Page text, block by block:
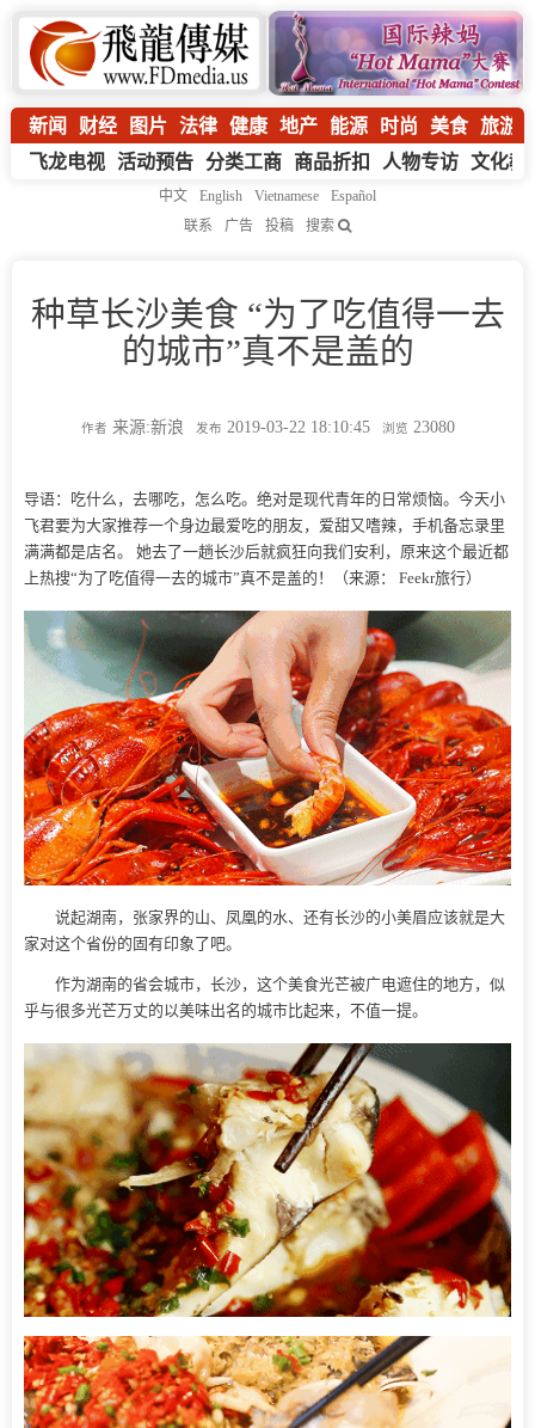
新闻 财经 图片 法律 健康 地产 能源 时尚 美食 旅游
飞龙电视 活动预告 分类工商 商品折扣 人物专访 文化教
中文 English Vietnamese
Español
联系
广告 投稿 搜索
种草长沙美食 “为了吃值得一去
的城市”真不是盖的
作者 来源:新浪 发布 2019-03-22 18:10:45 浏览 23080
导语：吃什么，去哪吃，怎么吃。绝对是现代青年的日常烦恼。今天小
飞君要为大家推荐一个身边最爱吃的朋友，爱甜又嗜辣，手机备忘录里
满满都是店名。 她去了一趟长沙后就疯狂向我们安利，原来这个最近都
上热搜“为了吃值得一去的城市”真不是盖的！（来源： Feekr旅行）
说起湖南，张家界的山、凤凰的水、还有长沙的小美眉应该就是大
家对这个省份的固有印象了吧。
作为湖南的省会城市，长沙，这个美食光芒被广电遮住的地方，似
乎与很多光芒万丈的以美味出名的城市比起来，不值一提。